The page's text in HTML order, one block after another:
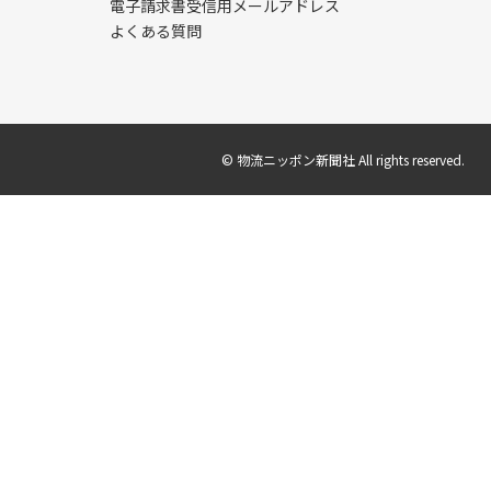
電子請求書受信用メールアドレス
よくある質問
© 物流ニッポン新聞社 All rights reserved.